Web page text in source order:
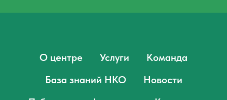
О центре Услуги
Команда
База знаний НКО
Новости